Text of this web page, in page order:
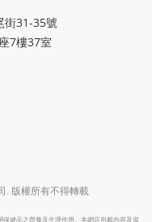
街31-35號
樓37室
. 版權所有不得轉載
健品之營養及生理作用。本網店所載內容及資